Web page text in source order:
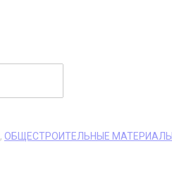
, ОБЩЕСТРОИТЕЛЬНЫЕ МАТЕРИАЛЫ